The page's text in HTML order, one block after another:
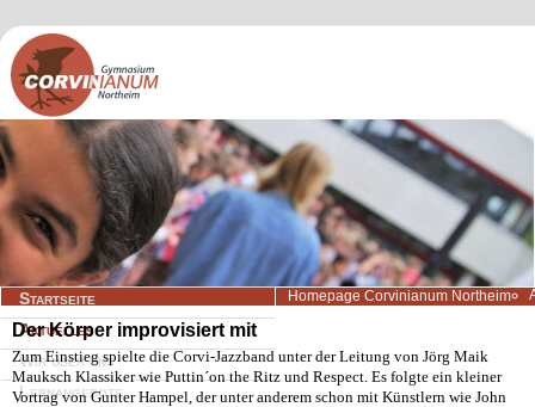
Navigation
überspringen
Startseite
Aktuelles
Wir über uns
Lernangebote
Homepage Corvinianum Northeim
Der Körper improvisiert mit
Zum Einstieg spielte die Corvi-Jazzband unter der Leitung von Jörg Maik
Mauksch Klassiker wie Puttin´on the Ritz und Respect. Es folgte ein kleiner
Vortrag von Gunter Hampel, der unter anderem schon mit Künstlern wie John